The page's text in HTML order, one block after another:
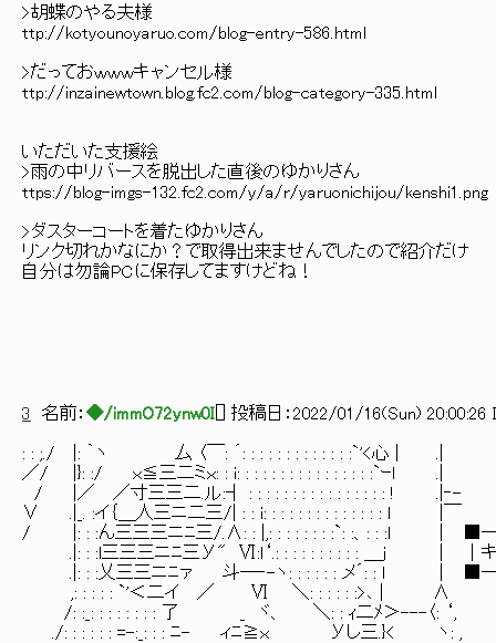
>胡蝶のやる夫様 , ´ |::::{
ttp://kotyounoyaruo.com/blog-entry-
>だっておｗｗｗキャンセ
ttp://inzainewtown.blog.fc2.com/blog-
いただいた支援絵 ／///// j: :
>雨の中リバースを脱出した直後のゆか
ttps://blog-imgs-132.fc2.com/y/a/r/yaruonichijou/
>ダスターコートを着たゆかりさん ,....イヽ
リンク切れかなにか？で取得出来ませんでしたので紹介
自分は勿論PCに保存してますけどね！ /:
3 名前： ◆/immO72ynw0I ] 投稿日： 2022/01/16(Sun) 20:00:26
: : ;./ |: ｀ヽ 厶 〈￣: ´: : : : : : : : : : : : :`'<心 | .|
／/ |}: :/ ｘ≦三二ミｘ: : i: : : : : : : : : : : : : : : :`ｰl .|
/ |／ ／寸三三二.ル:┤ : : : : : : : : : : : : : : : : ! .|‐-
∨ .|_. :イ｛＿人三ニ二三/| : : i: : : : : : : : : : : : : : l |￣
/ |: : :ん三三三ニﾆ三/.∧: : |,: : : : : : : :`: :、: : :l |
.|: : :l三三三ニﾆ三У" Ⅵ:l‘.: : : : : : : : : : ＿j | │キ
.|: : :乂三三ニﾆァ 斗―‐-ヽ: : : : : : メ´: : l |
,: : : : : `'＜二イ ／ Ⅵ ＼: : : : : :>､ | ∧
/: :_: : : : : : : : 了 _ ヾ、 ＼: : ｨ二ﾒ＞---〈: ‘,
./: : : : : : =-:_: : : ﾆ- ィﾆ≧ｘ Уし三.}< ヽ: ,